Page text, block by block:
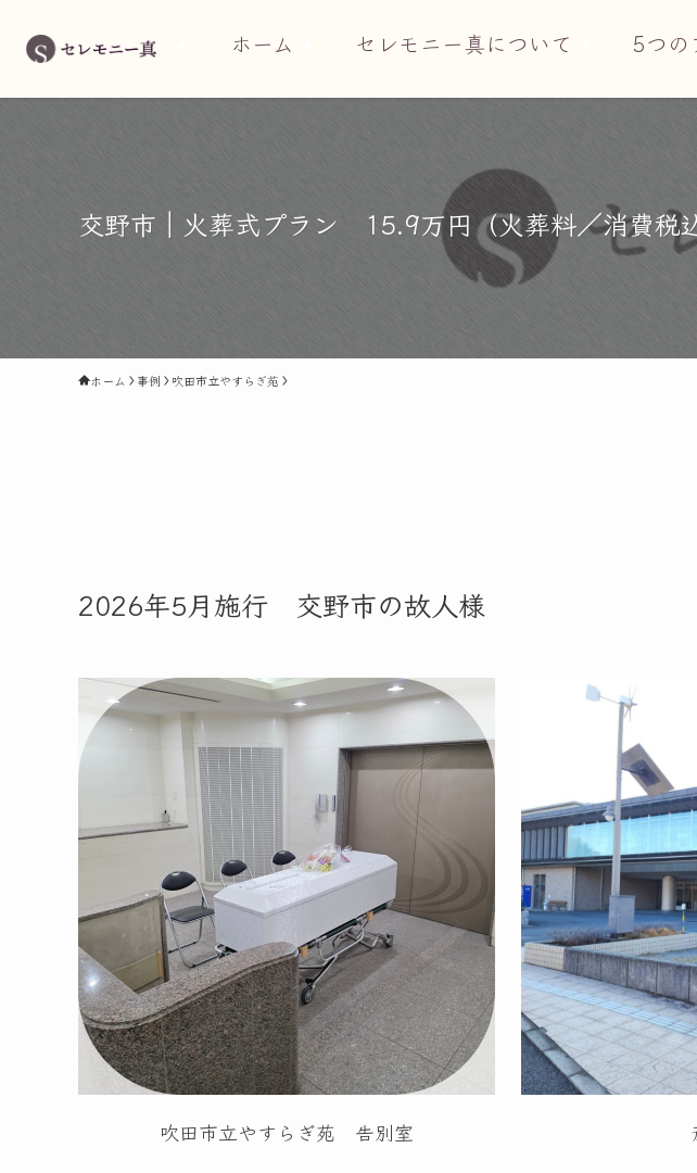
ホーム セレモニー真について 5つの
交野市｜火葬式プラン 15.9万円（火葬料／消費税
ホーム 事例 吹田市立やすらぎ苑
2026年5月施行 交野市の故人様
吹田市立やすらぎ苑 告別室